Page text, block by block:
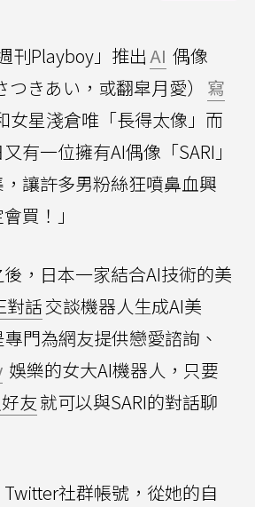
刊Playboy」推出AI 偶像
つきあい，或翻皐月愛）
寫
女星淺倉唯「長得太像」而
有一位擁有AI偶像「SARI」
讓許多男粉絲狂噴鼻血興
買！」
，日本一家結合AI技術的美
對話交談機器人生成AI美
門為網友提供戀愛諮詢、
娛樂的女大AI機器人，只要
友就可以與SARI的對話聊
Twitter社群帳號，從她的自